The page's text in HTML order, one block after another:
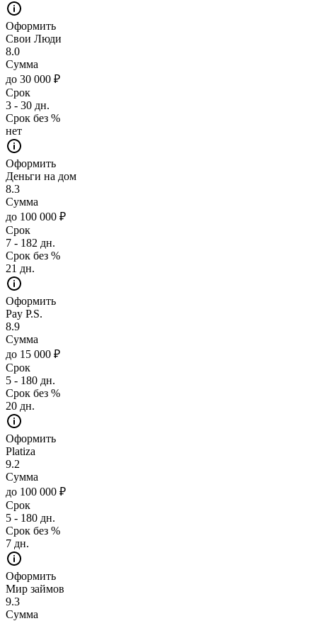
Оформить
Свои Люди
8.0
Сумма
до 30 000 ₽
Срок
3 - 30 дн.
Срок без %
нет
Оформить
Деньги на дом
8.3
Сумма
до 100 000 ₽
Срок
7 - 182 дн.
Срок без %
21 дн.
Оформить
Pay P.S.
8.9
Сумма
до 15 000 ₽
Срок
5 - 180 дн.
Срок без %
20 дн.
Оформить
Platiza
9.2
Сумма
до 100 000 ₽
Срок
5 - 180 дн.
Срок без %
7 дн.
Оформить
Мир займов
9.3
Сумма